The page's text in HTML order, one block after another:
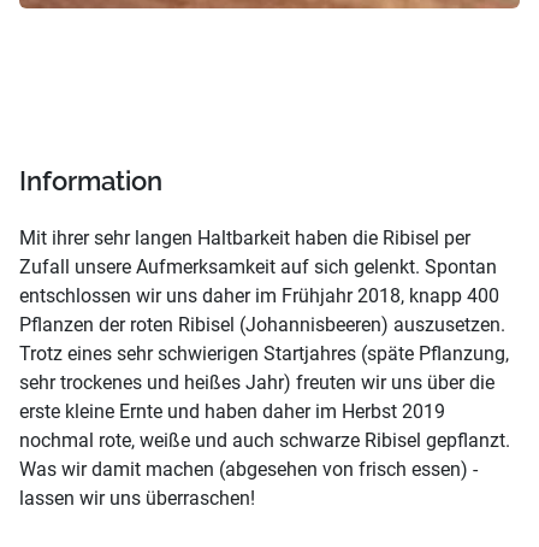
Information
Mit ihrer sehr langen Haltbarkeit haben die Ribisel per
Zufall unsere Aufmerksamkeit auf sich gelenkt. Spontan
entschlossen wir uns daher im Frühjahr 2018, knapp 400
Pflanzen der roten Ribisel (Johannisbeeren) auszusetzen.
Trotz eines sehr schwierigen Startjahres (späte Pflanzung,
sehr trockenes und heißes Jahr) freuten wir uns über die
erste kleine Ernte und haben daher im Herbst 2019
nochmal rote, weiße und auch schwarze Ribisel gepflanzt.
Was wir damit machen (abgesehen von frisch essen) -
lassen wir uns überraschen!